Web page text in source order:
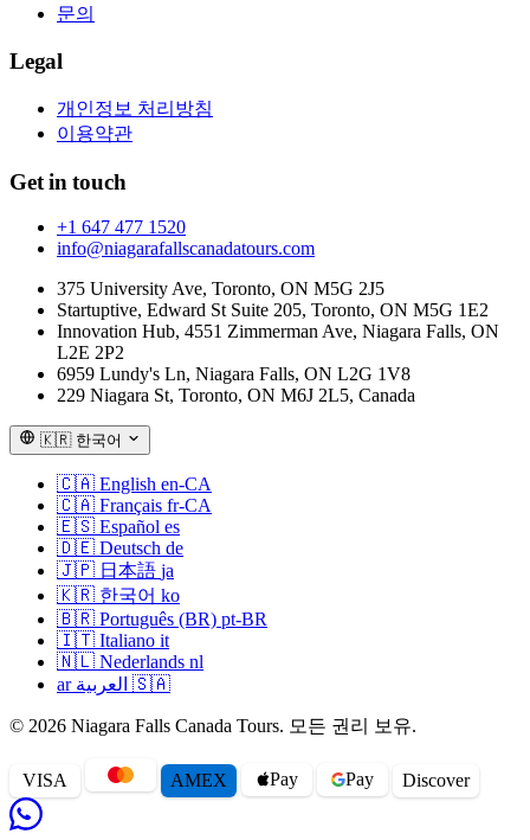
문의
Legal
개인정보 처리방침
이용약관
Get in touch
+1 647 477 1520
info@niagarafallscanadatours.com
375 University Ave, Toronto, ON M5G 2J5
Startuptive, Edward St Suite 205, Toronto, ON M5G 1E2
Innovation Hub, 4551 Zimmerman Ave, Niagara Falls, ON
L2E 2P2
6959 Lundy's Ln, Niagara Falls, ON L2G 1V8
229 Niagara St, Toronto, ON M6J 2L5, Canada
🇰🇷 한국어
🇨🇦 English en-CA
🇨🇦 Français fr-CA
🇪🇸 Español es
🇩🇪 Deutsch de
🇯🇵 日本語 ja
🇰🇷 한국어 ko
🇧🇷 Português (BR) pt-BR
🇮🇹 Italiano it
🇳🇱 Nederlands nl
🇸🇦 العربية ar
© 2026 Niagara Falls Canada Tours. 모든 권리 보유.
VISA AMEX Pay Pay Discover